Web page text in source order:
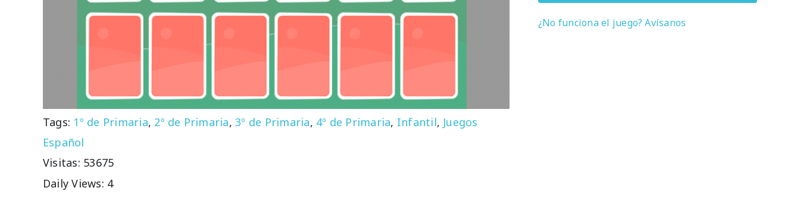
Tags: 1º de Primaria, 2º de Primaria,3º de Primaria, 4º de Primaria, Infantil, Juegos
Español
Visitas: 53675
Daily Views: 4
¿No funciona el juego? Avísanos